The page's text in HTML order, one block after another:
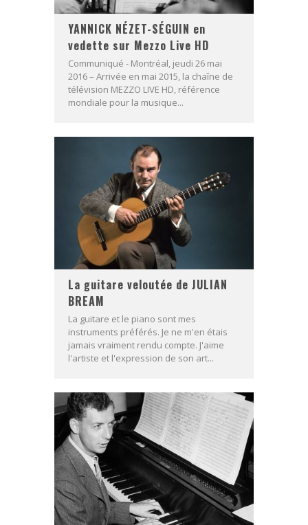
YANNICK NÉZET-SÉGUIN en
vedette sur Mezzo Live HD
Communiqué - Montréal, jeudi 26 mai
2016 – Arrivée en mai 2015, la chaîne de
télévision MEZZO LIVE HD, référence
mondiale pour la musique...
La guitare veloutée de JULIAN
BREAM
La guitare et le piano sont mes
instruments préférés. Je ne m'en étais
jamais vraiment rendu compte. J'aime
l'artiste et l'expression de son art...